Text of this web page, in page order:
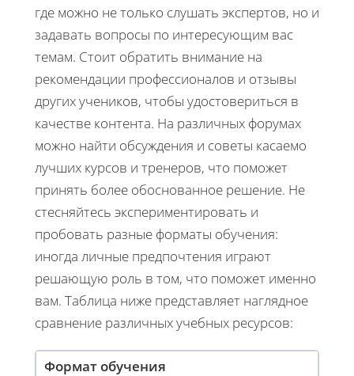
где можно не только слушать экспертов, но и
задавать вопросы по интересующим вас
темам. Стоит обратить внимание на
рекомендации профессионалов и отзывы
других учеников, чтобы удостовериться в
качестве контента. На различных форумах
можно найти обсуждения и советы касаемо
лучших курсов и тренеров, что поможет
принять более обоснованное решение. Не
стесняйтесь экспериментировать и
пробовать разные форматы обучения:
иногда личные предпочтения играют
решающую роль в том, что поможет именно
вам. Таблица ниже представляет наглядное
сравнение различных учебных ресурсов:
Формат обучения